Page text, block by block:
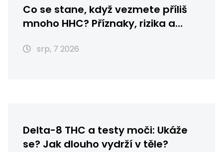
Co se stane, když vezmete příliš
mnoho HHC? Příznaky, rizika a
srp, 7 2026
Delta-8 THC a testy moči: Ukáže
se? Jak dlouho vydrží v těle?